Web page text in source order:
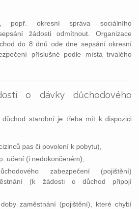
popř. okresní správa sociálního
žádosti odmítnout. Organizace
do 8 dnů ode dne sepsání okresní
příslušné podle místa trvalého
o dávky důchodového
starobní je třeba mít k dispozici
pas či povolení k pobytu),
učení (i nedokončeném),
zabezpečení (pojištění)
(k žádosti o důchod připojí
zaměstnání (pojištění), které chybí